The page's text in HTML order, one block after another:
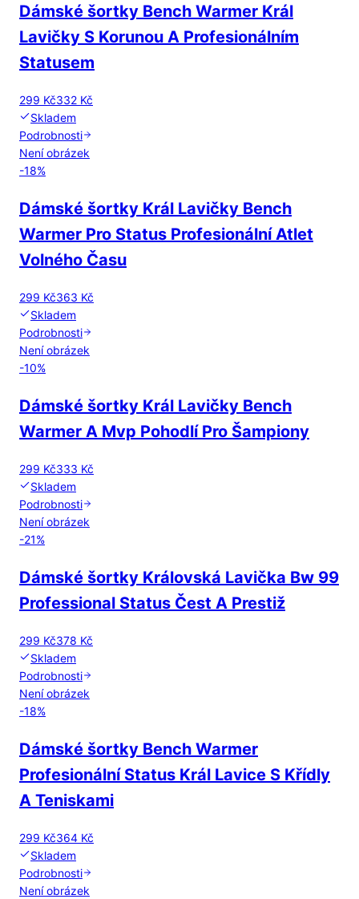
Dámské šortky Bench Warmer Král
Lavičky S Korunou A Profesionálním
Statusem
299 Kč332 Kč
Skladem
Podrobnosti
Není obrázek
-18%
Dámské šortky Král Lavičky Bench
Warmer Pro Status Profesionální Atlet
Volného Času
299 Kč363 Kč
Skladem
Podrobnosti
Není obrázek
-10%
Dámské šortky Král Lavičky Bench
Warmer A Mvp Pohodlí Pro Šampiony
299 Kč333 Kč
Skladem
Podrobnosti
Není obrázek
-21%
Dámské šortky Královská Lavička Bw 99
Professional Status Čest A Prestiž
299 Kč378 Kč
Skladem
Podrobnosti
Není obrázek
-18%
Dámské šortky Bench Warmer
Profesionální Status Král Lavice S Křídly
A Teniskami
299 Kč364 Kč
Skladem
Podrobnosti
Není obrázek